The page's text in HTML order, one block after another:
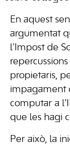
En aquest
argumentat
l’Impost de
propietaris,
impagament
computar a
que les hagi
Per això, la